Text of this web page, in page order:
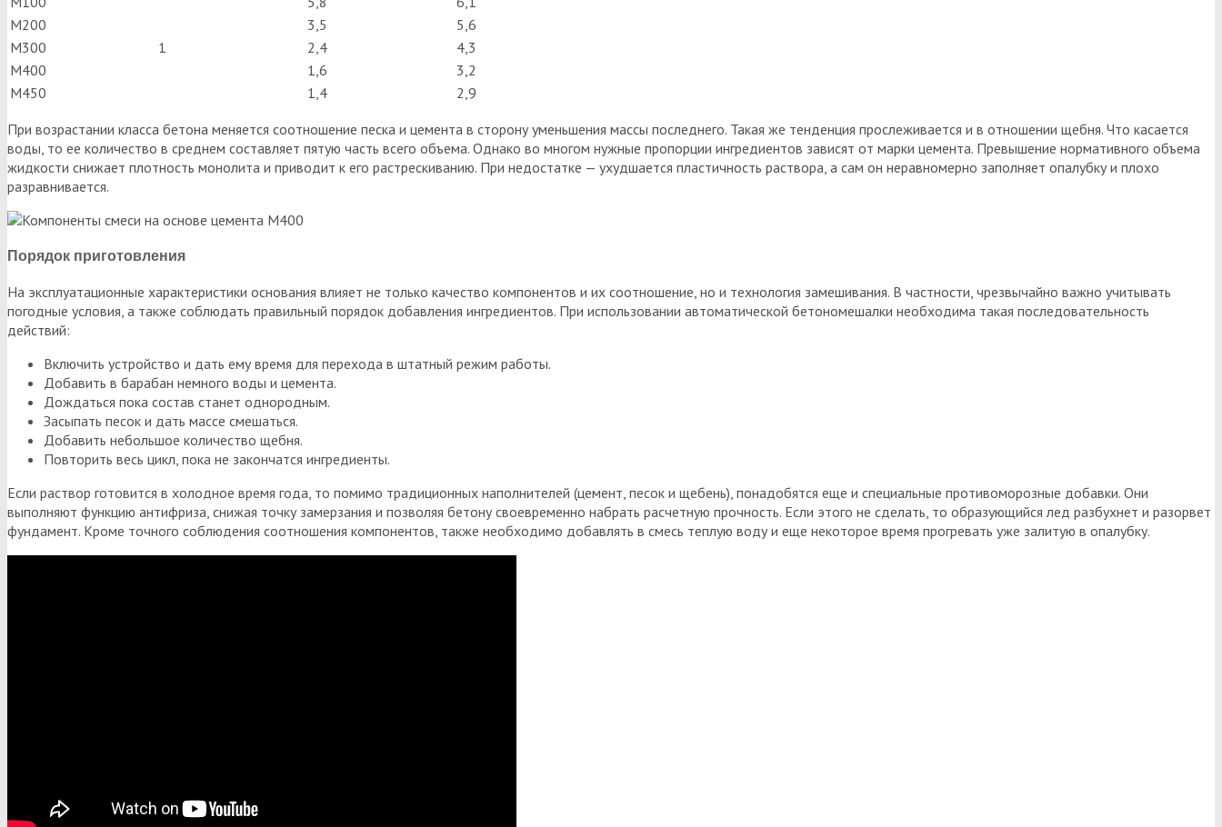
1
М200
3,5
5,6
М300
2,4
4,3
М400
1,6
3,2
М450
1,4
2,9
При возрастании класса бетона меняется соотношение песка и цемента в сторону уменьшения массы последнего. Такая же тенденция прослеживается и в отношении щебня. Что касается
воды, то ее количество в среднем составляет пятую часть всего объема. Однако во многом нужные пропорции ингредиентов зависят от марки цемента. Превышение нормативного объема
жидкости снижает плотность монолита и приводит к его растрескиванию. При недостатке — ухудшается пластичность раствора, а сам он неравномерно заполняет опалубку и плохо
разравнивается.
Порядок приготовления
На эксплуатационные характеристики основания влияет не только качество компонентов и их соотношение, но и технология замешивания. В частности, чрезвычайно важно учитывать
погодные условия, а также соблюдать правильный порядок добавления ингредиентов. При использовании автоматической бетономешалки необходима такая последовательность
действий:
Включить устройство и дать ему время для перехода в штатный режим работы.
Добавить в барабан немного воды и цемента.
Дождаться пока состав станет однородным.
Засыпать песок и дать массе смешаться.
Добавить небольшое количество щебня.
Повторить весь цикл, пока не закончатся ингредиенты.
Если раствор готовится в холодное время года, то помимо традиционных наполнителей (цемент, песок и щебень), понадобятся еще и специальные противоморозные добавки. Они
выполняют функцию антифриза, снижая точку замерзания и позволяя бетону своевременно набрать расчетную прочность. Если этого не сделать, то образующийся лед разбухнет и разорвет
фундамент. Кроме точного соблюдения соотношения компонентов, также необходимо добавлять в смесь теплую воду и еще некоторое время прогревать уже залитую в опалубку.